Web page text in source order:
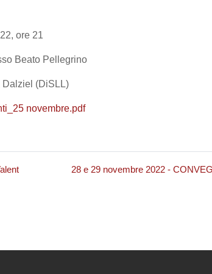
ore 21
Beato Pellegrino
Dalziel (DiSLL)
novembre.pdf
28 e 29 novembre 2022 -